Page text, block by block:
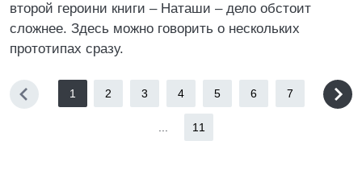
второй героини книги – Наташи – дело обстоит
сложнее. Здесь можно говорить о нескольких
прототипах сразу.
1 2 3 4 5 6 7
11